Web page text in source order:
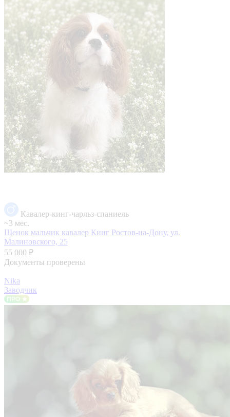
Кавалер-кинг-чарльз-спаниель
~3 мес.
Щенок мальчик кавалер Кинг Ростов-на-Дону, ул.
Малиновского, 25
55 000 ₽
Документы проверены
Nika
Заводчик